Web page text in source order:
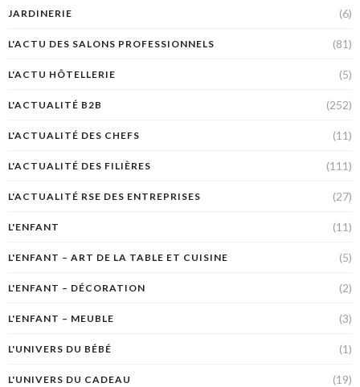
JARDINERIE (6)
L'ACTU DES SALONS PROFESSIONNELS (81)
L'ACTU HÔTELLERIE (5)
L'ACTUALITÉ B2B (252)
L'ACTUALITÉ DES CHEFS (11)
L'ACTUALITÉ DES FILIÈRES (111)
L'ACTUALITÉ RSE DES ENTREPRISES (27)
L'ENFANT (11)
L'ENFANT – ART DE LA TABLE ET CUISINE (5)
L'ENFANT – DÉCORATION (2)
L'ENFANT – MEUBLE (3)
L'UNIVERS DU BÉBÉ (1)
L'UNIVERS DU CADEAU (19)